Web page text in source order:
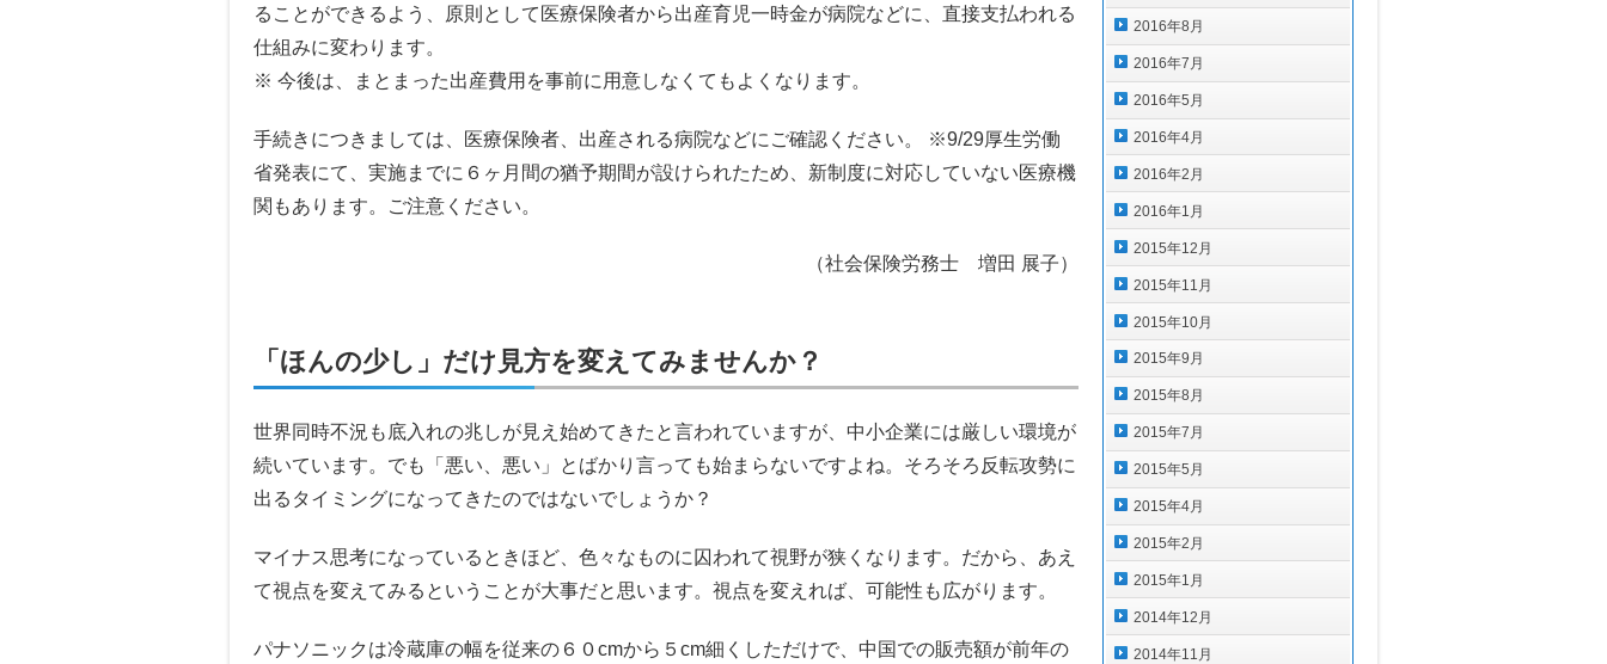
ることができるよう、原則として医療保険者から出産育児一時金が病院などに、直接支払われる
仕組みに変わります。
※ 今後は、まとまった出産費用を事前に用意しなくてもよくなります。
手続きにつきましては、医療保険者、出産される病院などにご確認ください。 ※9/29厚生労働
省発表にて、実施までに６ヶ月間の猶予期間が設けられたため、新制度に対応していない医療機
関もあります。ご注意ください。
（社会保険労務士 増田 展子）
「ほんの少し」だけ見方を変えてみませんか？
世界同時不況も底入れの兆しが見え始めてきたと言われていますが、中小企業には厳しい環境が
続いています。でも「悪い、悪い」とばかり言っても始まらないですよね。そろそろ反転攻勢に
出るタイミングになってきたのではないでしょうか？
マイナス思考になっているときほど、色々なものに囚われて視野が狭くなります。だから、あえ
て視点を変えてみるということが大事だと思います。視点を変えれば、可能性も広がります。
パナソニックは冷蔵庫の幅を従来の６０cmから５cm細くしただけで、中国での販売額が前年の
2016年8月
2016年7月
2016年5月
2016年4月
2016年2月
2016年1月
2015年12月
2015年11月
2015年10月
2015年9月
2015年8月
2015年7月
2015年5月
2015年4月
2015年2月
2015年1月
2014年12月
2014年11月